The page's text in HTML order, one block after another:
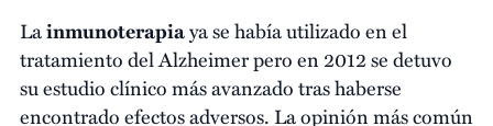
Lainmunoterapiaya se había utilizado en el
tratamiento del Alzheimer pero en 2012 se detuvo
su estudio clínico más avanzado tras haberse
encontrado efectos adversos. La opinión más común